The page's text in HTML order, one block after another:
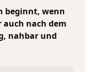
beginnt, wenn
nach dem
nahbar und